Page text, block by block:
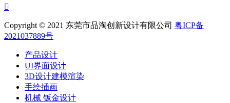

Copyright © 2021 东莞市品淘创新设计有限公司 粤ICP备
2021037889号
产品设计
UI界面设计
3D设计建模渲染
手绘插画
机械 钣金设计